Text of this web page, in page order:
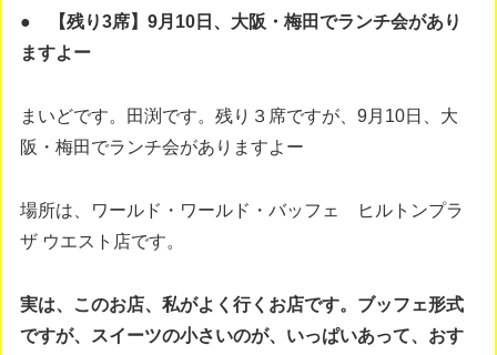
● 【残り3席】9月10日、大阪・梅田でランチ会があり
ますよー
まいどです。田渕です。残り３席ですが、9月10日、大
阪・梅田でランチ会がありますよー
場所は、ワールド・ワールド・バッフェ ヒルトンプラ
ザ ウエスト店です。
実は、このお店、私がよく行くお店です。ブッフェ形式
ですが、スイーツの小さいのが、いっぱいあって、おす